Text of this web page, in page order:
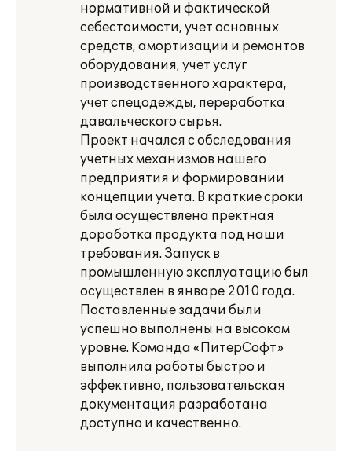
нормативной и фактической
себестоимости, учет основных
средств, амортизации и ремонтов
оборудования, учет услуг
производственного характера,
учет спецодежды, переработка
давальческого сырья.
Проект начался с обследования
учетных механизмов нашего
предприятия и формировании
концепции учета. В краткие сроки
была осуществлена пректная
доработка продукта под наши
требования. Запуск в
промышленную эксплуатацию был
осуществлен в январе 2010 года.
Поставленные задачи были
успешно выполнены на высоком
уровне. Команда «ПитерСофт»
выполнила работы быстро и
эффективно, пользовательская
документация разработана
доступно и качественно.